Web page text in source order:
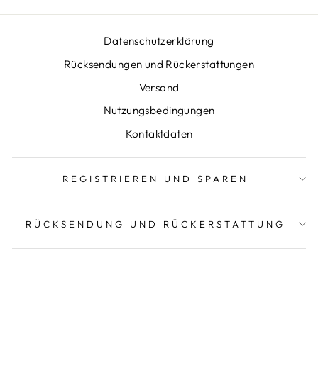
Datenschutzerklärung
Rücksendungen und Rückerstattungen
Versand
Nutzungsbedingungen
Kontaktdaten
REGISTRIEREN UND SPAREN
RÜCKSENDUNG UND RÜCKERSTATTUNG